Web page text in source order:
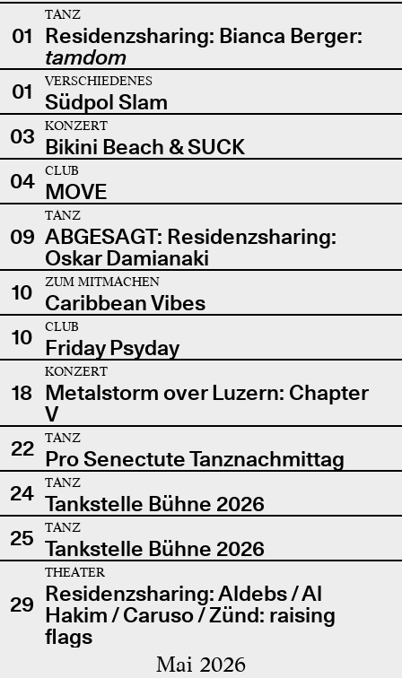
01
TANZ
Residenzsharing: Bianca Berger:
tamdom
01
VERSCHIEDENES
Südpol Slam
03
KONZERT
Bikini Beach & SUCK
04
CLUB
MOVE
09
TANZ
ABGESAGT: Residenzsharing:
Oskar Damianaki
10
ZUM MITMACHEN
Caribbean Vibes
10
CLUB
Friday Psyday
18
KONZERT
Metalstorm over Luzern: Chapter
V
22
TANZ
Pro Senectute Tanznachmittag
24
TANZ
Tankstelle Bühne 2026
25
TANZ
Tankstelle Bühne 2026
29
THEATER
Residenzsharing: Aldebs / Al
Hakim / Caruso / Zünd: raising
flags
Mai 2026